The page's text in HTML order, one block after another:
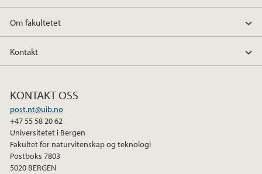
Om fakultetet
Kontakt
KONTAKT OSS
post.nt@uib.no
+47 55 58 20 62
Universitetet i Bergen
Fakultet for naturvitenskap og teknologi
Postboks 7803
5020 BERGEN